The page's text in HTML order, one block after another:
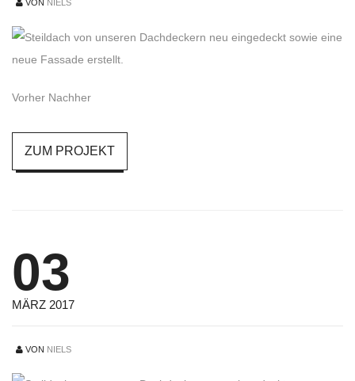
VON NIELS
Vorher Nachher
ZUM PROJEKT
03
MÄRZ 2017
VON NIELS